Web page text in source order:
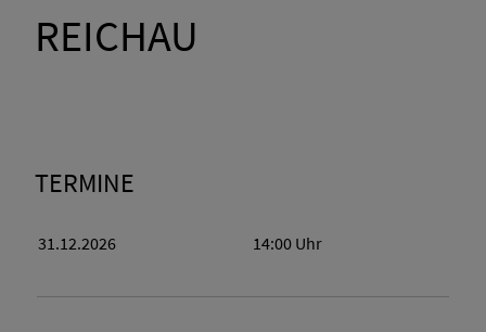
REICHAU
TERMINE
31.12.2026 14:00 Uhr